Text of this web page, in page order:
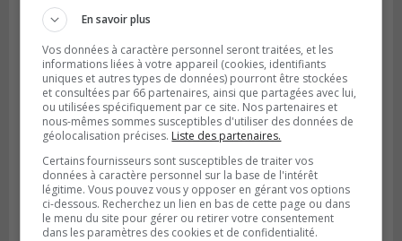
Publié le 6 juillet 2026 à 09h33
Longueuil conclue un contrat pour
valoriser des cendres d’incinération
En savoir plus
Vos données à caractère personnel seront traitées, et les
informations liées à votre appareil (cookies, identifiants
uniques et autres types de données) pourront être stockées
et consultées par 66 partenaires, ainsi que partagées avec lui,
ou utilisées spécifiquement par ce site. Nos partenaires et
nous-mêmes sommes susceptibles d'utiliser des données de
géolocalisation précises. Liste des partenaires.
Certains fournisseurs sont susceptibles de traiter vos
données à caractère personnel sur la base de l'intérêt
légitime. Vous pouvez vous y opposer en gérant vos options
ci-dessous. Recherchez un lien en bas de cette page ou dans
le menu du site pour gérer ou retirer votre consentement
dans les paramètres des cookies et de confidentialité.